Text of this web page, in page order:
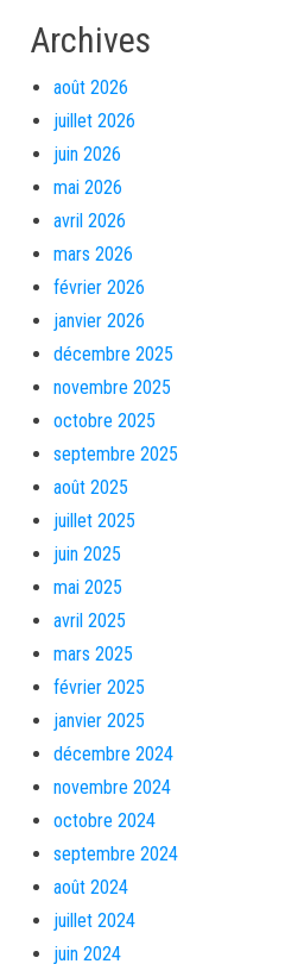
Archives
août 2026
juillet 2026
juin 2026
mai 2026
avril 2026
mars 2026
février 2026
janvier 2026
décembre 2025
novembre 2025
octobre 2025
septembre 2025
août 2025
juillet 2025
juin 2025
mai 2025
avril 2025
mars 2025
février 2025
janvier 2025
décembre 2024
novembre 2024
octobre 2024
septembre 2024
août 2024
juillet 2024
juin 2024